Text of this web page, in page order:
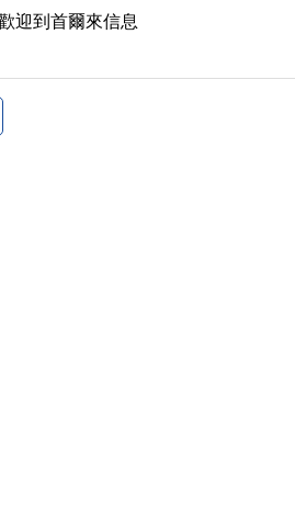
迎到首爾來信息